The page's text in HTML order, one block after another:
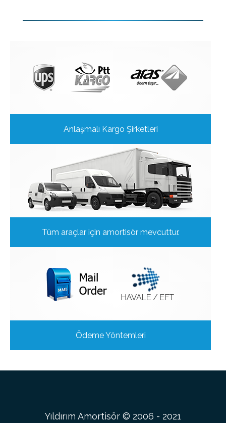
Anlaşmalı Kargo Şirketleri
Tüm araçlar için amortisör mevcuttur.
Ödeme Yöntemleri
Yıldırım Amortisör © 2006 - 2021